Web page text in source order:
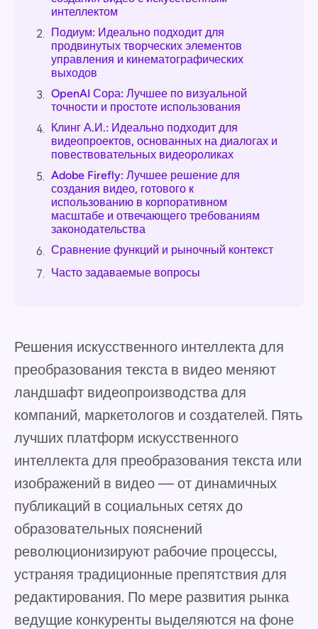
интеллектом
2. Подиум: Идеально подходит для
продвинутых творческих элементов
управления и кинематографических
выходов
3. OpenAI Сора: Лучшее по визуальной
точности и простоте использования
4. Клинг А.И.: Идеально подходит для
видеопроектов, основанных на диалогах и
повествовательных видеороликах
5. Adobe Firefly: Лучшее решение для
создания видео, готового к
использованию в корпоративном
масштабе и отвечающего требованиям
законодательства
6. Сравнение функций и рыночный контекст
7. Часто задаваемые вопросы
Решения искусственного интеллекта для
преобразования текста в видео меняют
ландшафт видеопроизводства для
компаний, маркетологов и создателей. Пять
лучших платформ искусственного
интеллекта для преобразования текста или
изображений в видео — от динамичных
публикаций в социальных сетях до
образовательных пояснений
революционизируют рабочие процессы,
устраняя традиционные препятствия для
редактирования. По мере развития рынка
ведущие конкуренты выделяются на фоне